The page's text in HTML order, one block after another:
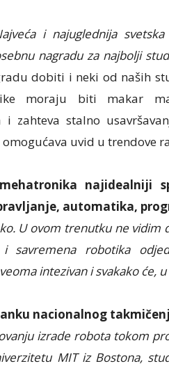
i najuglednija
nagradu za najbolji
dobiti i neki od naših
moraju biti makar
i zahteva stalno
uvid u trendove
najidealniji
automatika,
U ovom trenutku ne
savremena robotika
intezivan i svakako će,
nacionalnog
izrade robota tokom
MIT iz Bostona,